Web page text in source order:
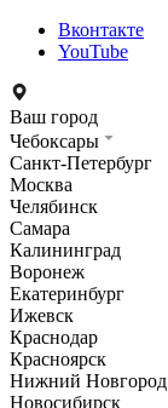
Вконтакте
YouTube
Ваш город
Чебоксары
Санкт-Петербург
Москва
Челябинск
Самара
Калининград
Воронеж
Екатеринбург
Ижевск
Краснодар
Красноярск
Нижний Новгород
Новосибирск